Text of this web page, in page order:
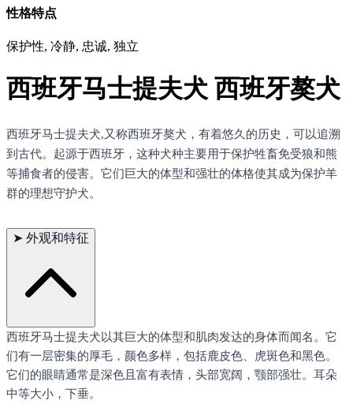
性格特点
保护性, 冷静, 忠诚, 独立
西班牙马士提夫犬 西班牙獒犬
西班牙马士提夫犬,又称西班牙獒犬，有着悠久的历史，可以追溯
到古代。起源于西班牙，这种犬种主要用于保护牲畜免受狼和熊
等捕食者的侵害。它们巨大的体型和强壮的体格使其成为保护羊
群的理想守护犬。
➤ 外观和特征
西班牙马士提夫犬以其巨大的体型和肌肉发达的身体而闻名。它
们有一层密集的厚毛，颜色多样，包括鹿皮色、虎斑色和黑色。
它们的眼睛通常是深色且富有表情，头部宽阔，颚部强壮。耳朵
中等大小，下垂。